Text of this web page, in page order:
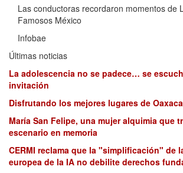
Las conductoras recordaron momentos de
Famosos México
Infobae
Últimas noticias
La adolescencia no se padece… se
invitación
Disfrutando los mejores lugares de Oaxaca
María San Felipe, una mujer alquimia que
escenario en memoria
CERMI reclama que la "simplificación" de
europea de la IA no debilite derechos